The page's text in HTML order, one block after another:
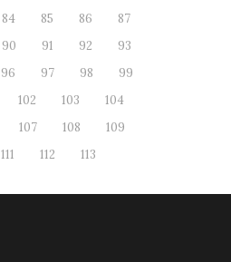
84 85 86
87
90 91 92
93
96 97 98
99
102 103
104
107 108
109
111 112 113